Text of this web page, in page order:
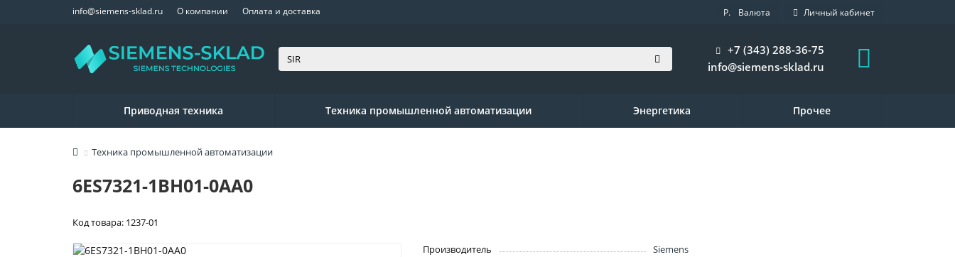
info@siemens-sklad.ru О компании Оплата и доставка Р. Валюта Личный кабинет
+7 (343) 288-36-75
info@siemens-sklad.ru
Приводная техника Техника промышленной автоматизации Энергетика Прочее
Техника промышленной автоматизации
6ES7321-1BH01-0AA0
Код товара: 1237-01
Производитель
Siemens